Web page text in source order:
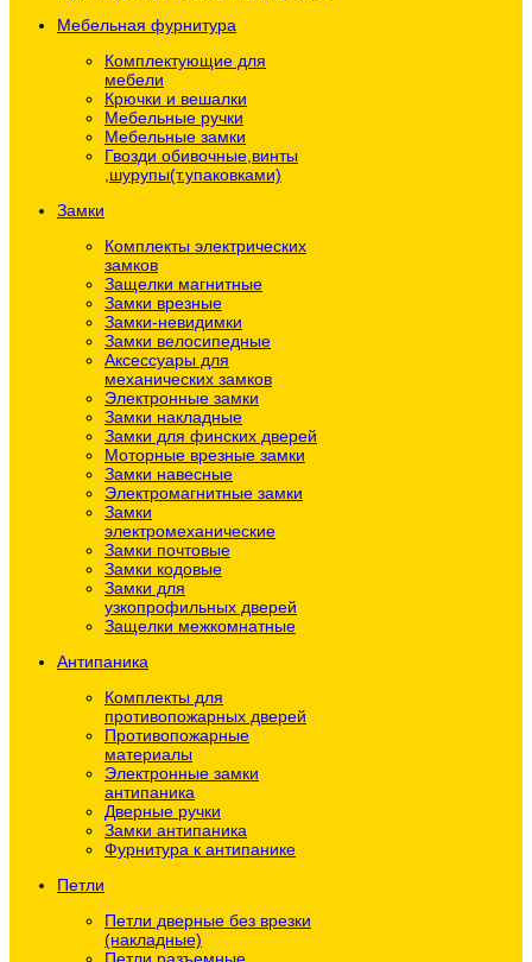
Мебельная фурнитура
Комплектующие для
мебели
Крючки и вешалки
Мебельные ручки
Мебельные замки
Гвозди обивочные,винты
,шурупы(т.упаковками)
Замки
Комплекты электрических
замков
Защелки магнитные
Замки врезные
Замки-невидимки
Замки велосипедные
Аксессуары для
механических замков
Электронные замки
Замки накладные
Замки для финских дверей
Моторные врезные замки
Замки навесные
Электромагнитные замки
Замки
электромеханические
Замки почтовые
Замки кодовые
Замки для
узкопрофильных дверей
Защелки межкомнатные
Антипаника
Комплекты для
противопожарных дверей
Противопожарные
материалы
Электронные замки
антипаника
Дверные ручки
Замки антипаника
Фурнитура к антипанике
Петли
Петли дверные без врезки
(накладные)